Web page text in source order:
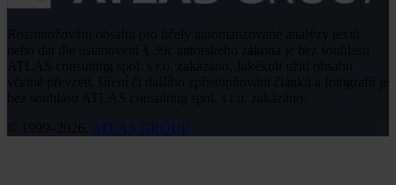
včetně převzetí, šíření či dalšího zpřístupňování článků a fotografií je
ATLAS GROUP